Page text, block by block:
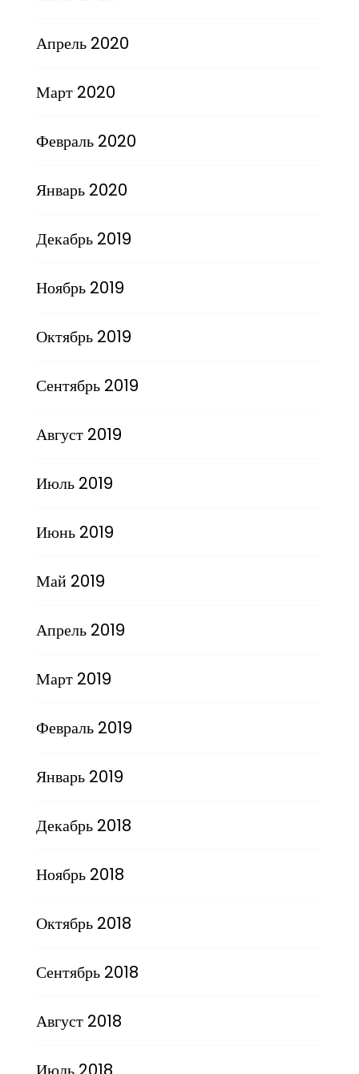
Апрель 2020
Март 2020
Февраль 2020
Январь 2020
Декабрь 2019
Ноябрь 2019
Октябрь 2019
Сентябрь 2019
Август 2019
Июль 2019
Июнь 2019
Май 2019
Апрель 2019
Март 2019
Февраль 2019
Январь 2019
Декабрь 2018
Ноябрь 2018
Октябрь 2018
Сентябрь 2018
Август 2018